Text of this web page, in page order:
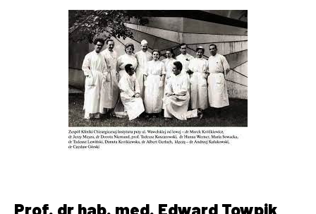
Prof. dr hab. med. Edward Towpik